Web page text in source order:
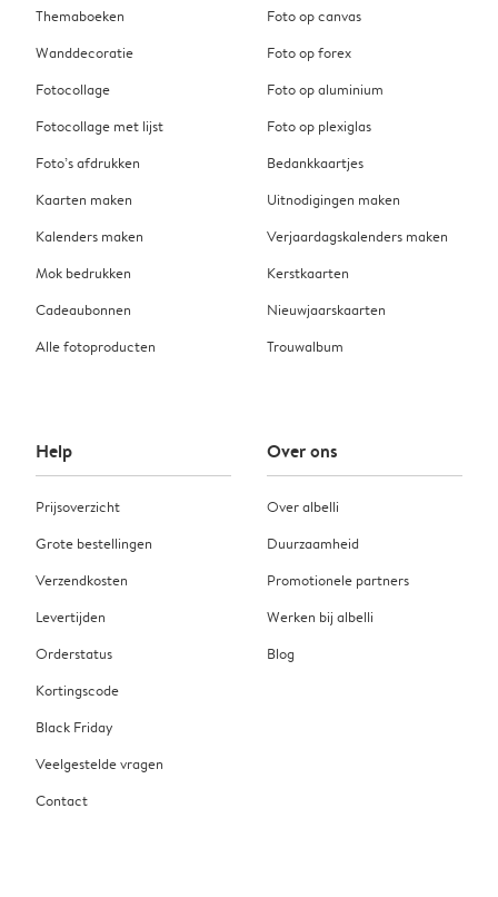
Themaboeken
Wanddecoratie
Fotocollage
Fotocollage met lijst
Foto’s afdrukken
Kaarten maken
Kalenders maken
Mok bedrukken
Cadeaubonnen
Alle fotoproducten
Foto op canvas
Foto op forex
Foto op aluminium
Foto op plexiglas
Bedankkaartjes
Uitnodigingen maken
Verjaardagskalenders maken
Kerstkaarten
Nieuwjaarskaarten
Trouwalbum
Help
Prijsoverzicht
Grote bestellingen
Verzendkosten
Levertijden
Orderstatus
Kortingscode
Black Friday
Veelgestelde vragen
Contact
Over ons
Over albelli
Duurzaamheid
Promotionele partners
Werken bij albelli
Blog